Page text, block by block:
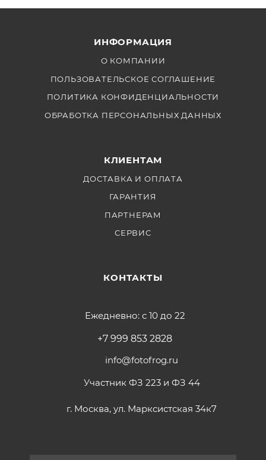
ИНФОРМАЦИЯ
О КОМПАНИИ
ПОЛЬЗОВАТЕЛЬСКОЕ СОГЛАШЕНИЕ
ПОЛИТИКА КОНФИДЕНЦИАЛЬНОСТИ
ОБРАБОТКА ПЕРСОНАЛЬНЫХ ДАННЫХ
КЛИЕНТАМ
ДОСТАВКА И ОПЛАТА
ГАРАНТИЯ
ПАРТНЕРАМ
СЕРВИС
КОНТАКТЫ
Ежедневно: с 10 до 22
+7 999 853 2828
info@fotofrog.ru
Участник ФЗ 223 и ФЗ 44
г. Москва, ул. Марксистская 34к7